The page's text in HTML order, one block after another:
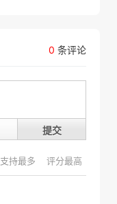
0 条评论
提交
支持最多 评分最高